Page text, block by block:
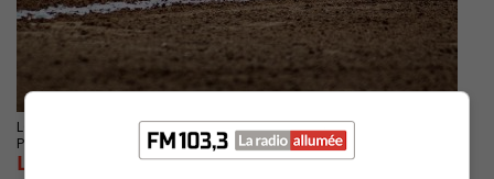
LONGUEUIL
Publié le 22 juillet 2022 à 05h57
Longueuil l’emporte face à LaSalle en LBJÉQ